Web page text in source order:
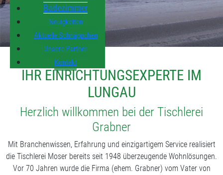
Badezimmer
Neuigkeiten
Aktuelle Schnäppchen
Unsere Partner
Kontakt
IHR EINRICHTUNGSEXPERTE IM
LUNGAU
Herzlich willkommen bei der Tischlerei
Grabner
Mit Branchenwissen, Erfahrung und einzigartigem Service realisiert
die Tischlerei Moser bereits seit 1948 überzeugende Wohnlösungen.
Vor 70 Jahren wurde die Firma (ehem. Grabner) vom Vater von